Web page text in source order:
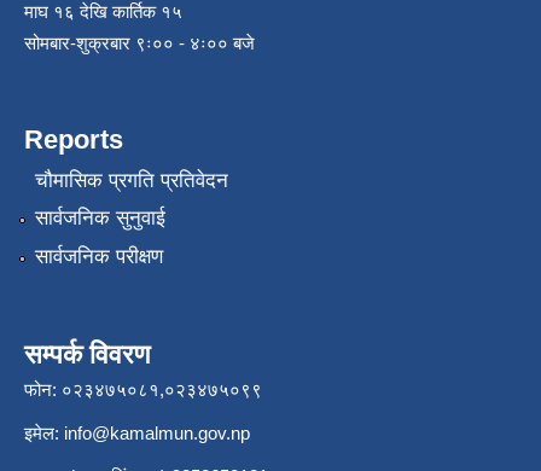
माघ १६ देखि कार्तिक १५
सोमबार-शुक्रबार ९ः०० - ४ः०० बजे
Reports
चौमासिक प्रगति प्रतिवेदन
सार्वजनिक सुनुवाई
सार्वजनिक परीक्षण
सम्पर्क विवरण
फोन: ०२३४७५०८१,०२३४७५०९९
इमेल: info@kamalmun.gov.np